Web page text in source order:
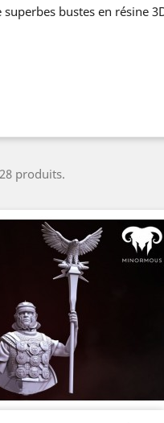
superbes bustes en résine
produits.